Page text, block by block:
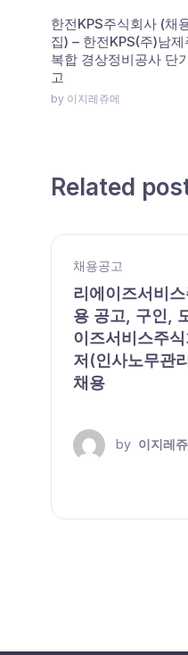
한전KPS주식회사 (채
집) – 한전KPS(주)남
복합 경상정비공사 단
고
by 이지레쥬메
Related
채용공고
리에이즈서비
용 공고, 구인,
이즈서비스주
저(인사노무관
채용
by 이지레